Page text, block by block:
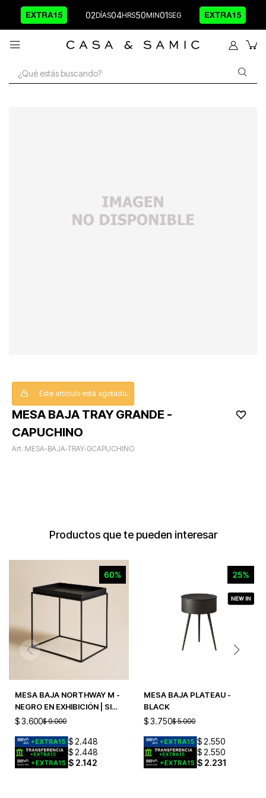
02 04 50 01

MESA BAJA TRAY GRANDE -
CAPUCHINO
MESA-BAJA-TRAY-GCAPUCHINO
Este artículo está agotado.
Productos que te pueden interesar
MESA BAJA NORTHWAY M -
NEGRO EN EXHIBICIÓN | SIN
CAMBIO
$3.600$ 9.000
$ 2.448
$ 2.448
$ 2.142
MESA BAJA PLATEAU -
BLACK
$ 3.750$ 5.000
$ 2.550
$ 2.550
$ 2.231